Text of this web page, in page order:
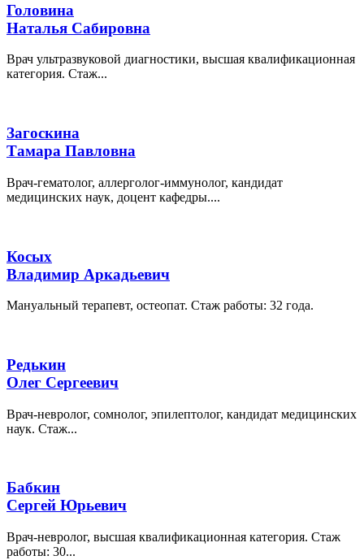
Головина
Наталья Сабировна
Врач ультразвуковой диагностики, высшая квалификационная
категория. Стаж...
Загоскина
Тамара Павловна
Врач-гематолог, аллерголог-иммунолог, кандидат
медицинских наук, доцент кафедры....
Косых
Владимир Аркадьевич
Мануальный терапевт, остеопат. Стаж работы: 32 года.
Редькин
Олег Сергеевич
Врач-невролог, сомнолог, эпилептолог, кандидат медицинских
наук. Стаж...
Бабкин
Сергей Юрьевич
Врач-невролог, высшая квалификационная категория. Стаж
работы: 30...